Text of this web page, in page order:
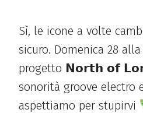
Sì, le icone a volte
sicuro. Domenica 28
progetto 𝗡𝗼𝗿𝘁𝗵 𝗼𝗳
sonorità groove electro
aspettiamo per stupirvi